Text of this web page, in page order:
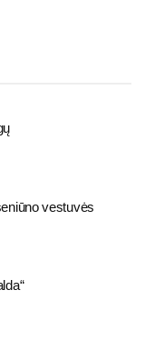
vestuvės